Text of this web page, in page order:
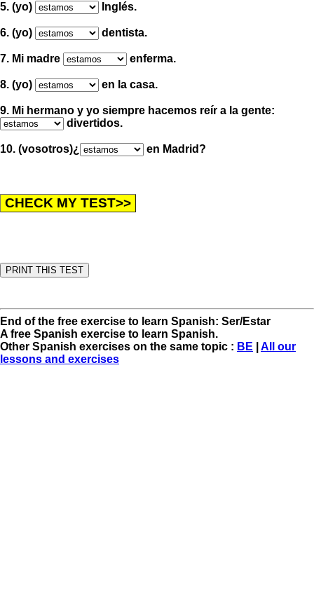
5. (yo) Inglés.
6. (yo) dentista.
7. Mi madre enferma.
8. (yo) en la casa.
9. Mi hermano y yo siempre hacemos reír a la gente:
divertidos.
10. (vosotros)¿ en Madrid?
End of the free exercise to learn Spanish: Ser/Estar
A free Spanish exercise to learn Spanish.
Other Spanish exercises on the same topic : BE
All our
lessons and exercises